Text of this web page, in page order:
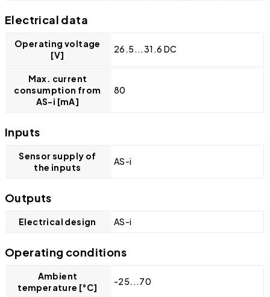
Electrical data
Operating voltage
[V]
26.5...31.6 DC
Max. current
consumption from
AS-i [mA]
80
Inputs
Sensor supply of
the inputs
AS-i
Outputs
Electrical design AS-i
Operating conditions
Ambient
temperature [°C]
-25...70